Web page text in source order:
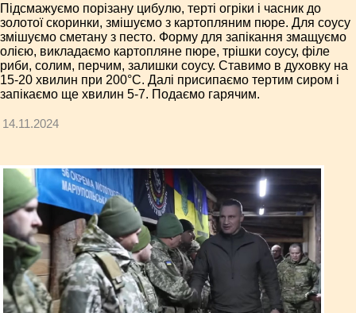
Підсмажуємо порізану цибулю, терті огріки і часник до
золотої скоринки, змішуємо з картопляним пюре. Для соусу
змішуємо сметану з песто. Форму для запікання змащуємо
олією, викладаємо картопляне пюре, трішки соусу, філе
риби, солим, перчим, залишки соусу. Ставимо в духовку на
15-20 хвилин при 200°С. Далі присипаємо тертим сиром і
запікаємо ще хвилин 5-7. Подаємо гарячим.
14.11.2024